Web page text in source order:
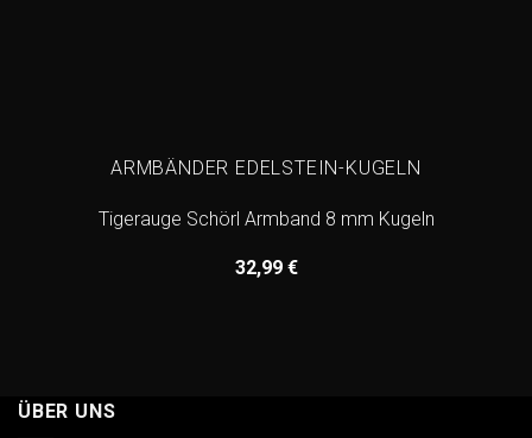
ARMBÄNDER EDELSTEIN-KUGELN
Tigerauge Schörl Armband 8 mm Kugeln
32,99 €
ÜBER UNS